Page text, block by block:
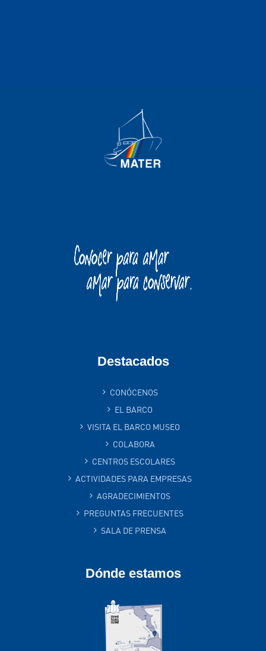
Destacados
CONÓCENOS
EL BARCO
VISITA EL BARCO MUSEO
COLABORA
CENTROS ESCOLARES
ACTIVIDADES PARA EMPRESAS
AGRADECIMIENTOS
PREGUNTAS FRECUENTES
SALA DE PRENSA
Dónde estamos